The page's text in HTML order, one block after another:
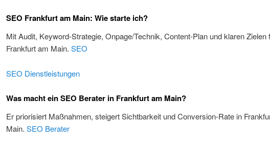
SEO Frankfurt am Main: Wie starte ich?
Mit Audit, Keyword-Strategie, Onpage/Technik, Content-Plan und klaren Zielen
Frankfurt am Main. SEO
SEO Dienstleistungen
Was macht ein SEO Berater in Frankfurt am Main?
Er priorisiert Maßnahmen, steigert Sichtbarkeit und Conversion-Rate in
Main. SEO Berater